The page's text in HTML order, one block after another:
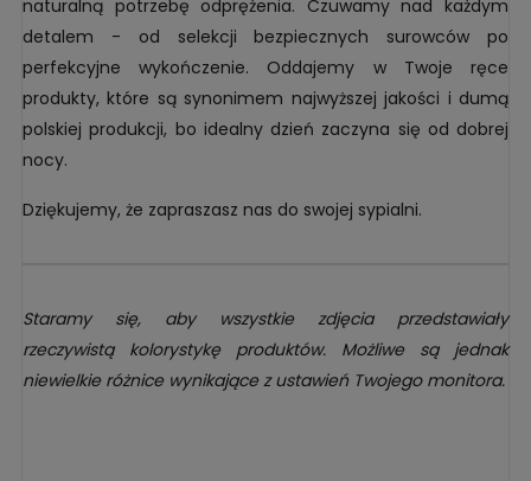
naturalną potrzebę odprężenia. Czuwamy nad każdym
detalem - od selekcji bezpiecznych surowców po
perfekcyjne wykończenie. Oddajemy w Twoje ręce
produkty, które są synonimem najwyższej jakości i dumą
polskiej produkcji, bo idealny dzień zaczyna się od dobrej
nocy.
Dziękujemy, że zapraszasz nas do swojej sypialni.
Staramy się, aby wszystkie zdjęcia przedstawiały
rzeczywistą kolorystykę produktów. Możliwe są jednak
niewielkie różnice wynikające z ustawień Twojego monitora.